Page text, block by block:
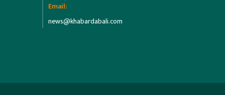
Email:
news@khabardabali.com